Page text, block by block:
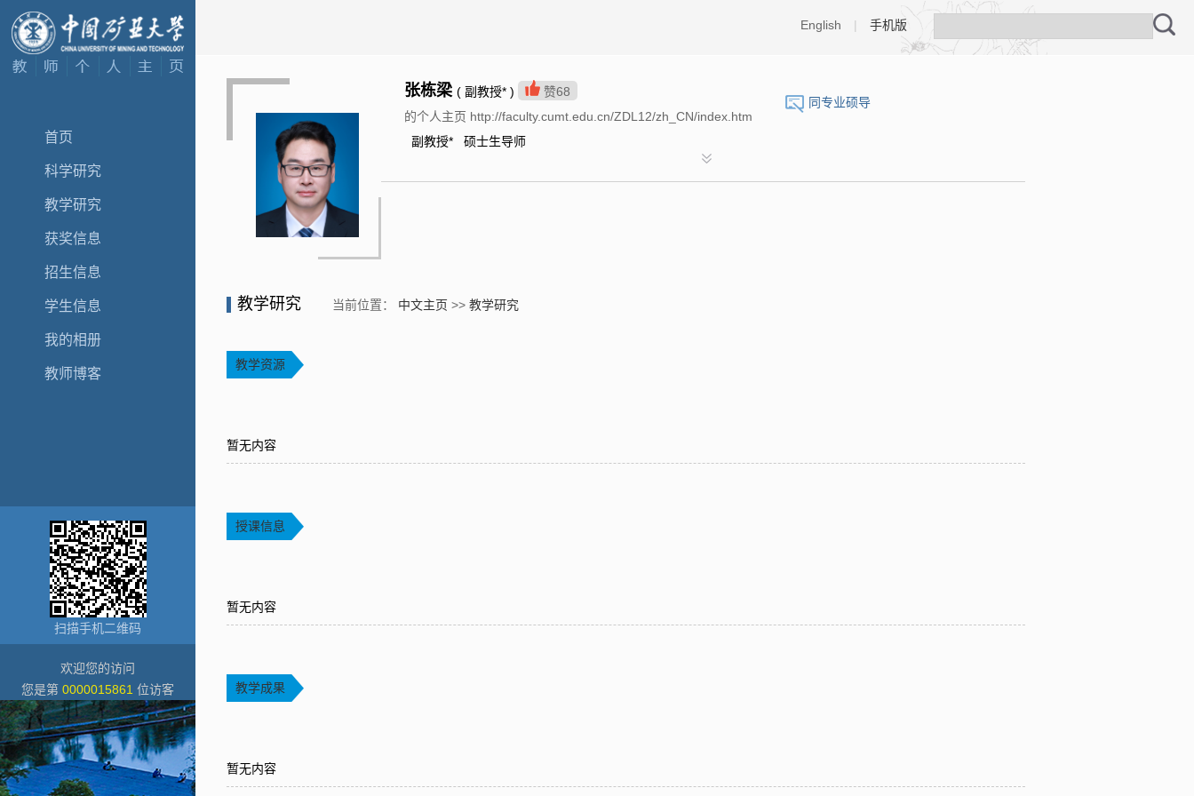
首页
科学研究
教学研究
获奖信息
招生信息
学生信息
我的相册
教师博客
扫描手机二维码
欢迎您的访问
您是第 0000015861 位访客
English | 手机版
同专业硕导
张栋梁 ( 副教授* ) 赞68
的个人主页 http://faculty.cumt.edu.cn/ZDL12/zh_CN/index.htm
副教授* 硕士生导师
教学研究 当前位置： 中文主页 >> 教学研究
教学资源
暂无内容
授课信息
暂无内容
教学成果
暂无内容